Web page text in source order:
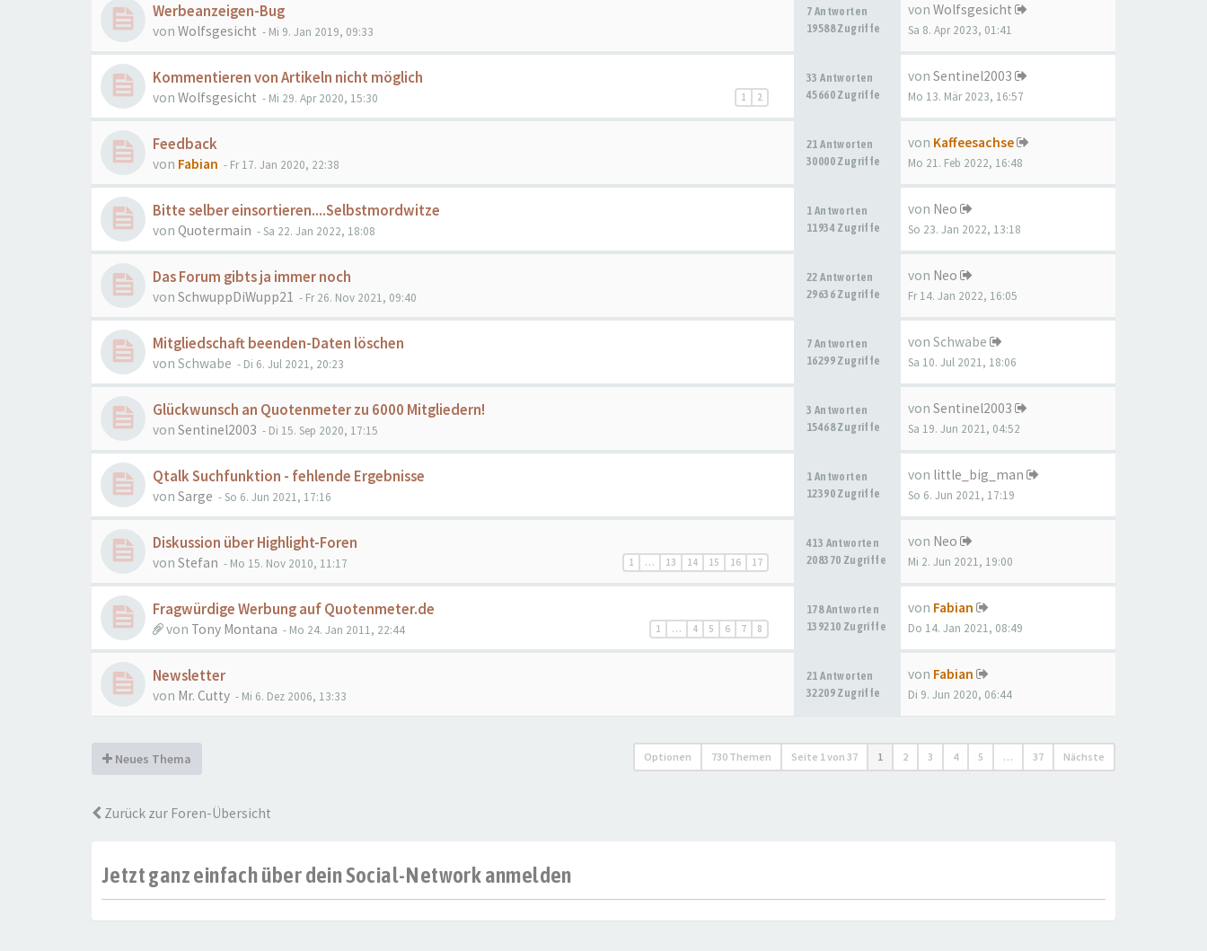
Werbeanzeigen-Bug
von Wolfsgesicht - Mi 9. Jan 2019, 09:33
7 Antworten
19588 Zugriffe
von Wolfsgesicht
Sa 8. Apr 2023, 01:41
Kommentieren von Artikeln nicht möglich
1 2
von Wolfsgesicht - Mi 29. Apr 2020, 15:30
33 Antworten
45660 Zugriffe
von Sentinel2003
Mo 13. Mär 2023, 16:57
Feedback
von Fabian - Fr 17. Jan 2020, 22:38
21 Antworten
30000 Zugriffe
von Kaffeesachse
Mo 21. Feb 2022, 16:48
Bitte selber einsortieren....Selbstmordwitze
von Quotermain - Sa 22. Jan 2022, 18:08
1 Antworten
11934 Zugriffe
von Neo
So 23. Jan 2022, 13:18
Das Forum gibts ja immer noch
von SchwuppDiWupp21 - Fr 26. Nov 2021, 09:40
22 Antworten
29636 Zugriffe
von Neo
Fr 14. Jan 2022, 16:05
Mitgliedschaft beenden-Daten löschen
von Schwabe - Di 6. Jul 2021, 20:23
7 Antworten
16299 Zugriffe
von Schwabe
Sa 10. Jul 2021, 18:06
Glückwunsch an Quotenmeter zu 6000 Mitgliedern!
von Sentinel2003 - Di 15. Sep 2020, 17:15
3 Antworten
15468 Zugriffe
von Sentinel2003
Sa 19. Jun 2021, 04:52
Qtalk Suchfunktion - fehlende Ergebnisse
von Sarge - So 6. Jun 2021, 17:16
1 Antworten
12390 Zugriffe
von little_big_man
So 6. Jun 2021, 17:19
Diskussion über Highlight-Foren
1 … 13 14 15 16 17
von Stefan - Mo 15. Nov 2010, 11:17
413 Antworten
208370 Zugriffe
von Neo
Mi 2. Jun 2021, 19:00
Fragwürdige Werbung auf Quotenmeter.de
1 … 4 5 6 7 8
von Tony Montana - Mo 24. Jan 2011, 22:44
178 Antworten
139210 Zugriffe
von Fabian
Do 14. Jan 2021, 08:49
Newsletter
von Mr. Cutty - Mi 6. Dez 2006, 13:33
21 Antworten
32209 Zugriffe
von Fabian
Di 9. Jun 2020, 06:44
Neues Thema Optionen 730 Themen Seite 1von 37 1 2 3 4 5 … 37 Nächste
Zurück zur Foren-Übersicht
Jetzt ganz einfach über dein Social-Network anmelden